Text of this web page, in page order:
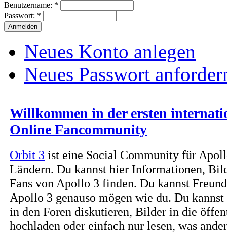
Benutzername: *
Passwort: *
Neues Konto anlegen
Neues Passwort
Willkommen in der ersten
Online Fancommunity
Orbit 3 ist eine Social Community für
Ländern. Du kannst hier Informationen,
Fans von Apollo 3 finden. Du kannst
Apollo 3 genauso mögen wie du. Du
in den Foren diskutieren, Bilder in die
hochladen oder einfach nur lesen, was